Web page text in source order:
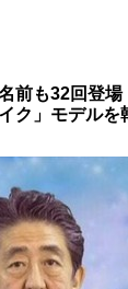
前も32回登場
ク」モデル